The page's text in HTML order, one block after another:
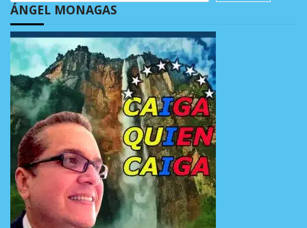
ÁNGEL MONAGAS